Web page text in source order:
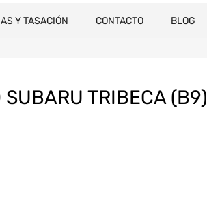
Y TASACIÓN CONTACTO BLOG
SUBARU TRIBECA (B9)